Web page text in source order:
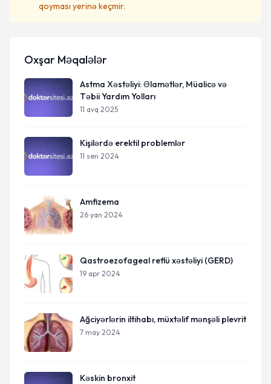
qoyması yerinə keçmir.
Oxşar Məqalələr
Astma Xəstəliyi: Əlamətlər, Müalicə və
Təbii Yardım Yolları
11 avq 2025
Kişilərdə erektil problemlər
11 sen 2024
Amfizema
26 yan 2024
Qastroezofageal reflü xəstəliyi (GERD)
19 apr 2024
Ağciyərlərin iltihabı, müxtəlif mənşəli plevrit
7 may 2024
Kəskin bronxit